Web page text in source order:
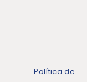
Política de